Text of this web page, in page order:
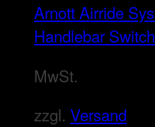
Arnott Airride
Handlebar Switch
MwSt.
zzgl. Versand